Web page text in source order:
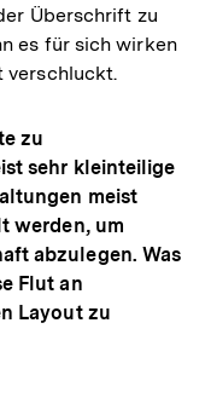
Überschrift zu
es für sich wirken
verschluckt.
zu
sehr kleinteilige
meist
werden, um
abzulegen. Was
Flut an
Layout zu